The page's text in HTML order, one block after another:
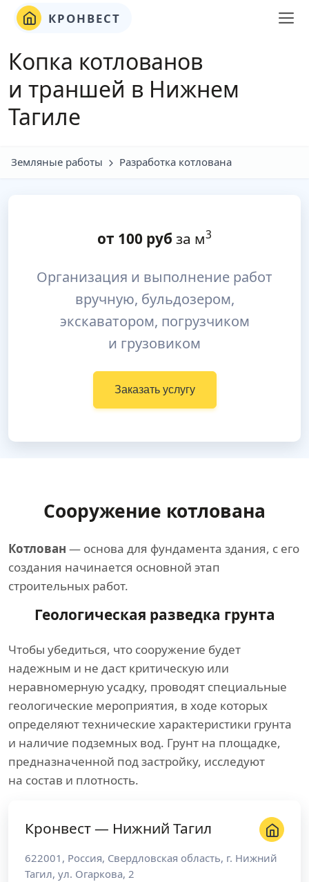
КРОНВЕСТ
Копка котлованов
и траншей в Нижнем
Тагиле
Земляные работы Разработка котлована
от 100 руб за м3
Организация и выполнение работ
вручную, бульдозером,
экскаватором, погрузчиком
и грузовиком
Заказать услугу
Сооружение котлована
Котлован — основа для фундамента здания, с его
создания начинается основной этап
строительных работ.
Геологическая разведка грунта
Чтобы убедиться, что сооружение будет
надежным и не даст критическую или
неравномерную усадку, проводят специальные
геологические мероприятия, в ходе которых
определяют технические характеристики грунта
и наличие подземных вод. Грунт на площадке,
предназначенной под застройку, исследуют
на состав и плотность.
Кронвест — Нижний Тагил
622001 , Россия, Свердловская область, г. Нижний
Тагил, ул. Огаркова, 2